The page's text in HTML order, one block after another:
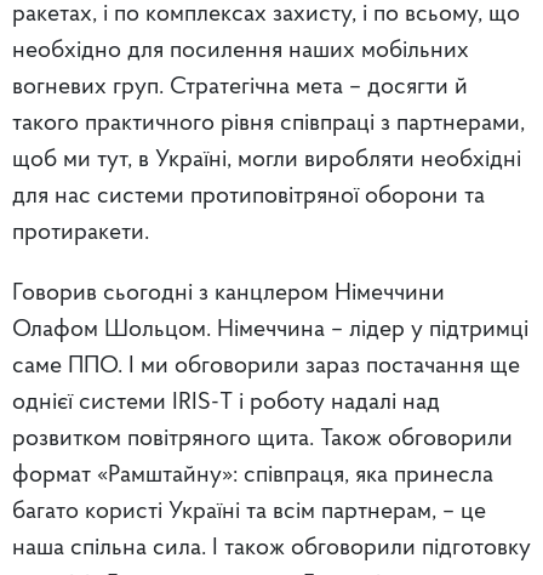
ракетах, і по комплексах захисту, і по всьому, що
необхідно для посилення наших мобільних
вогневих груп. Стратегічна мета – досягти й
такого практичного рівня співпраці з партнерами,
щоб ми тут, в Україні, могли виробляти необхідні
для нас системи протиповітряної оборони та
протиракети.
Говорив сьогодні з канцлером Німеччини
Олафом Шольцом. Німеччина – лідер у підтримці
саме ППО. І ми обговорили зараз постачання ще
однієї системи IRIS-T і роботу надалі над
розвитком повітряного щита. Також обговорили
формат «Рамштайну»: співпраця, яка принесла
багато користі Україні та всім партнерам, – це
наша спільна сила. І також обговорили підготовку